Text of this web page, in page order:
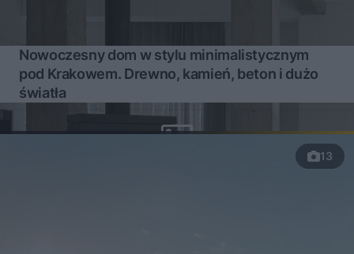
Nowoczesny dom w stylu minimalistycznym
pod Krakowem. Drewno, kamień, beton i dużo
światła
13